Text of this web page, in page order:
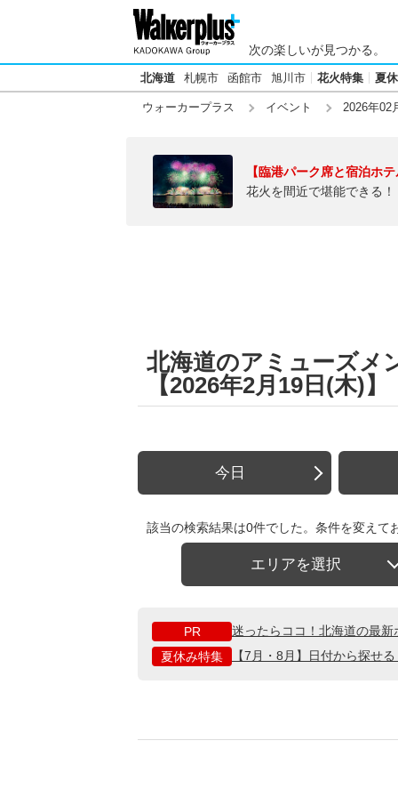
次の楽しいが見つかる。
北海道 札幌市 函館市 旭川市 花火特集 夏
ウォーカープラス イベント 2026年02
【臨港パーク席と宿泊ホ
花火を間近で堪能できる
北海道のアミューズメ
【2026年2月19日(木)】
今日
該当の検索結果は0件でした。条件を変えて
エリアを選択
PR
迷ったらココ！北海道の最
夏休み特集
【7月・8月】日付から探せ